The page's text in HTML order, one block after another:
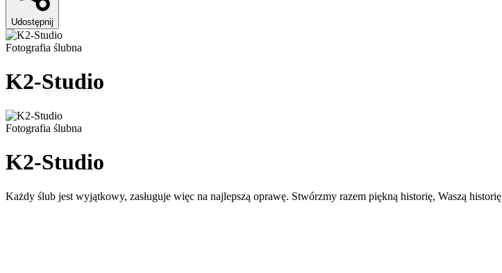
Udostępnij
Fotografia ślubna
K2-Studio
Fotografia ślubna
K2-Studio
Każdy ślub jest wyjątkowy, zasługuje więc na najlepszą oprawę. Stwórzmy razem piękną historię, Waszą historię